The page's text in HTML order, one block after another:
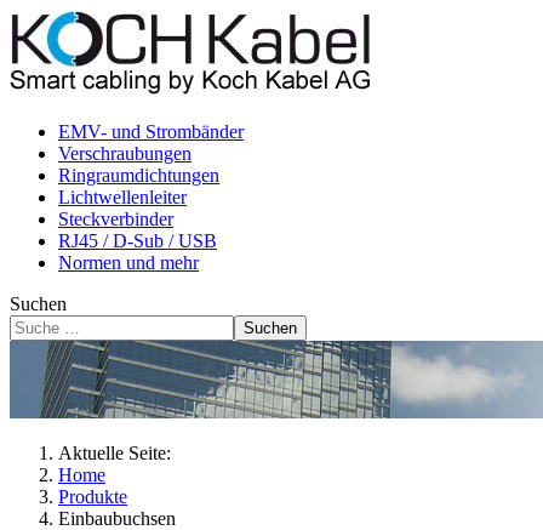
EMV- und Strombänder
Verschraubungen
Ringraumdichtungen
Lichtwellenleiter
Steckverbinder
RJ45 / D-Sub / USB
Normen und mehr
Suchen
Suchen
Aktuelle Seite:
Home
Produkte
Einbaubuchsen